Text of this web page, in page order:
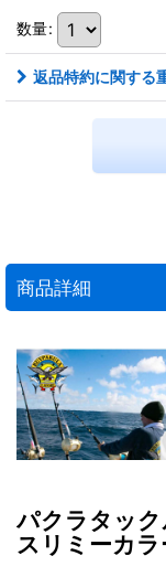
数量:
返品特約に関する
商品詳細
パクラタッ
スリミーカ